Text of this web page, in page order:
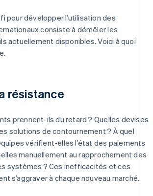
pour développer l’utilisation des
consiste à démêler les
actuellement disponibles. Voici à quoi
résistance
prennent-ils du retard ? Quelles devises
solutions de contournement ? À quel
vérifient-elles l’état des paiements
manuellement au rapprochement des
systèmes ? Ces inefficacités et ces
s’aggraver à chaque nouveau marché.